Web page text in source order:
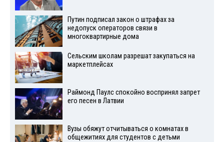
Путин подписал закон о штрафах за
недопуск операторов связи в
многоквартирные дома
Сельским школам разрешат закупаться на
маркетплейсах
Раймонд Паулс спокойно воспринял запрет
его песен в Латвии
Вузы обяжут отчитываться о комнатах в
общежитиях для студентов с детьми